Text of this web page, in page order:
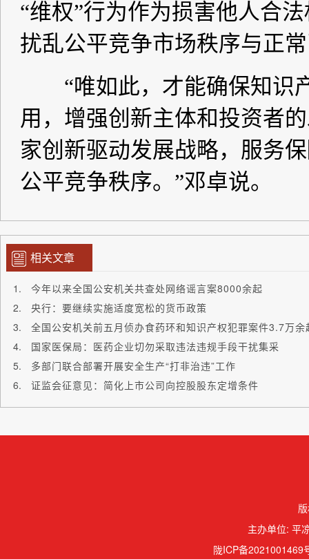
相关文章
今年以来全国公安机关共查处网络谣言案8000余起
央行：要继续实施适度宽松的货币政策
全国公安机关前五月侦办食药环和知识产权犯罪案件3.7万余
国家医保局：医药企业切勿采取违法违规手段干扰集采
多部门联合部署开展安全生产“打非治违”工作
证监会征意见：简化上市公司向控股股东定增条件
主办单位: 平
陇ICP备2021001469